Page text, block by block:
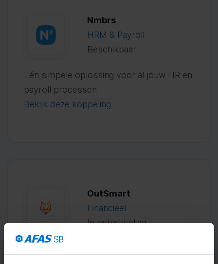
Nmbrs
HRM & Payroll
Beschikbaar
Eén simpele oplossing voor al jouw HR en
payroll processen
Bekijk deze koppeling
OutSmart
Financieel
In ontwikkeling